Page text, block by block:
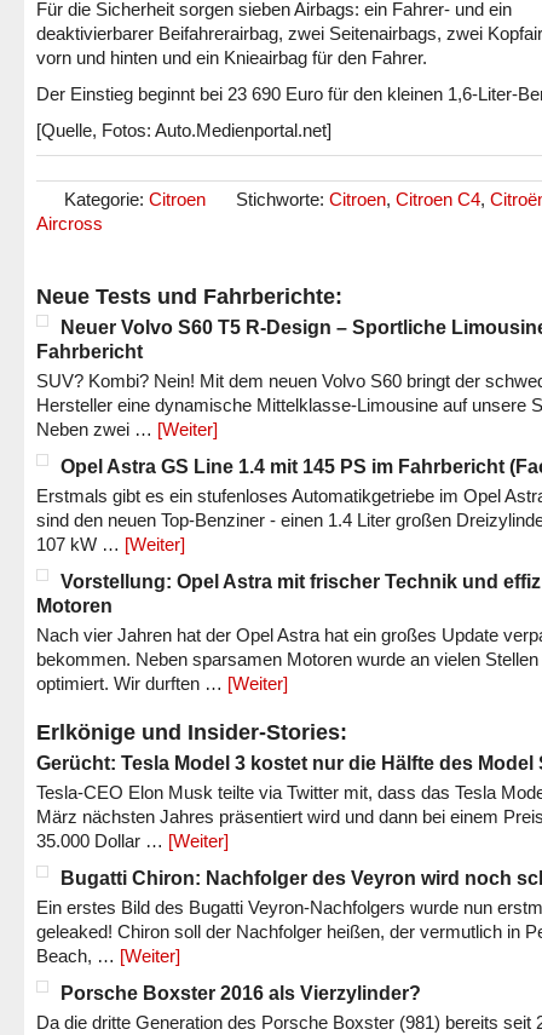
Für die Sicherheit sorgen sieben Airbags: ein Fahrer- und ein
deaktivierbarer Beifahrerairbag, zwei Seitenairbags, zwei
vorn und hinten und ein Knieairbag für den Fahrer.
Der Einstieg beginnt bei 23 690 Euro für den kleinen 1,6-Liter-
[Quelle, Fotos: Auto.Medienportal.net]
Kategorie: Citroen Stichworte: Citroen, Citroen C4,
Aircross
Neue Tests und Fahrberichte:
Neuer Volvo S60 T5 R-Design – Sportliche
Fahrbericht
SUV? Kombi? Nein! Mit dem neuen Volvo S60 bringt der
Hersteller eine dynamische Mittelklasse-Limousine auf unsere
Neben zwei … [Weiter]
Opel Astra GS Line 1.4 mit 145 PS im Fahrbericht
Erstmals gibt es ein stufenloses Automatikgetriebe im Opel
sind den neuen Top-Benziner - einen 1.4 Liter großen
107 kW … [Weiter]
Vorstellung: Opel Astra mit frischer Technik und
Motoren
Nach vier Jahren hat der Opel Astra hat ein großes Update
bekommen. Neben sparsamen Motoren wurde an vielen Stellen
optimiert. Wir durften … [Weiter]
Erlkönige und Insider-Stories:
Gerücht: Tesla Model 3 kostet nur die Hälfte des Model
Tesla-CEO Elon Musk teilte via Twitter mit, dass das Tesla
März nächsten Jahres präsentiert wird und dann bei einem
35.000 Dollar … [Weiter]
Bugatti Chiron: Nachfolger des Veyron wird noch
Ein erstes Bild des Bugatti Veyron-Nachfolgers wurde nun
geleaked! Chiron soll der Nachfolger heißen, der vermutlich in
Beach, … [Weiter]
Porsche Boxster 2016 als Vierzylinder?
Da die dritte Generation des Porsche Boxster (981) bereits seit